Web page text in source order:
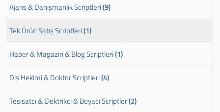
Ajans & Danışmanlık Scriptleri(9)
Tek Ürün Satış Scriptleri(1)
Haber & Magazin & Blog Scriptleri(1)
Diş Hekimi & Doktor Scriptleri(4)
Tesisatcı & Elektrikci & Boyacı Scriptler(2)